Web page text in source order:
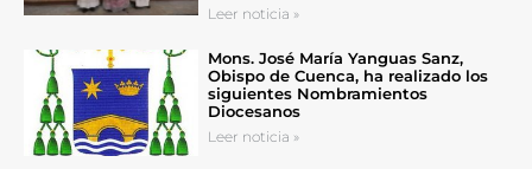
Leer noticia »
Mons. José María Yanguas Sanz,
Obispo de Cuenca, ha realizado los
siguientes Nombramientos
Diocesanos
Leer noticia »